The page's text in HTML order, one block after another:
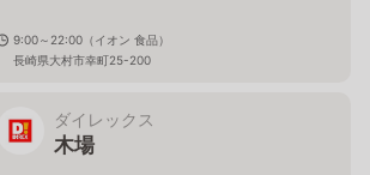
9:00～22:00（イオン 食品）
長崎県大村市幸町25-200
ダイレックス
木場